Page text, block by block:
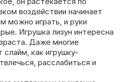
воздействии начинает
можно играть, и руки
Игрушка лизун интересна
Даже многие
слайм, как игрушку-
расслабиться и